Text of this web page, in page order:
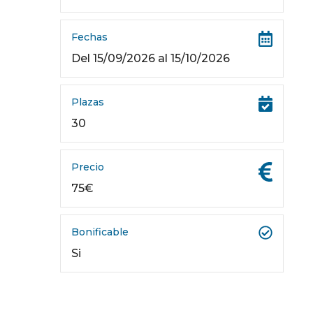
Fechas
Del 15/09/2026 al 15/10/2026
Plazas
30
Precio
75€
Bonificable
Si